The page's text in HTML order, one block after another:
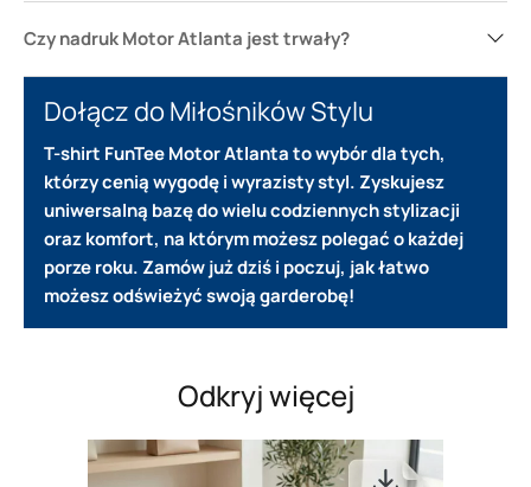
Czy nadruk Motor Atlanta jest trwały?
Dołącz do Miłośników Stylu
T-shirt FunTee Motor Atlanta to wybór dla tych,
którzy cenią wygodę i wyrazisty styl. Zyskujesz
uniwersalną bazę do wielu codziennych stylizacji
oraz komfort, na którym możesz polegać o każdej
porze roku. Zamów już dziś i poczuj, jak łatwo
możesz odświeżyć swoją garderobę!
Odkryj więcej